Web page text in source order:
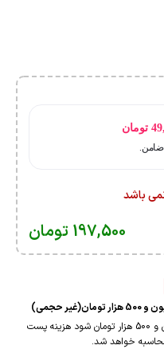
تومان
باشد
197,500 تومان
چنانچه جمع سبد خرید شما بالای 2 میلیون و 500 هزار تومان شود هزینه پست
خواهد شد.